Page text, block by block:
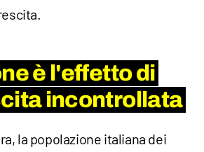
è l'effetto di
incontrollata
la popolazione italiana dei